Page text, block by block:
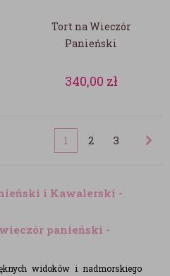
Tort na Wieczór
Panieński
340,00 zł
1 2 3
i Kawalerski -
panieński -
widoków i nadmorskiego